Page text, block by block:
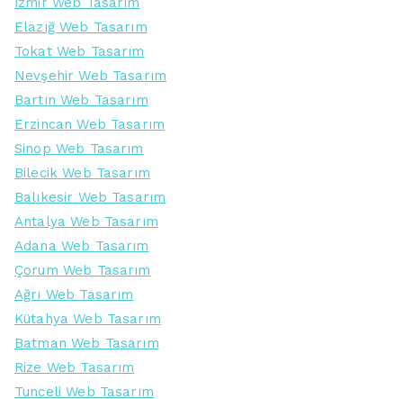
Elazığ Web Tasarım
Tokat Web Tasarım
Nevşehir Web Tasarım
Bartın Web Tasarım
Erzincan Web Tasarım
Sinop Web Tasarım
Bilecik Web Tasarım
Balıkesir Web Tasarım
Antalya Web Tasarım
Adana Web Tasarım
Çorum Web Tasarım
Ağrı Web Tasarım
Kütahya Web Tasarım
Batman Web Tasarım
Rize Web Tasarım
Tunceli Web Tasarım